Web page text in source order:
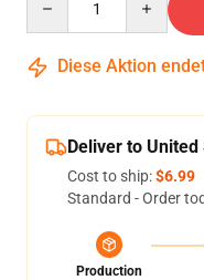
Diese Aktion
Deliver to United
Cost to ship:$6.99
Standard - Order
Production